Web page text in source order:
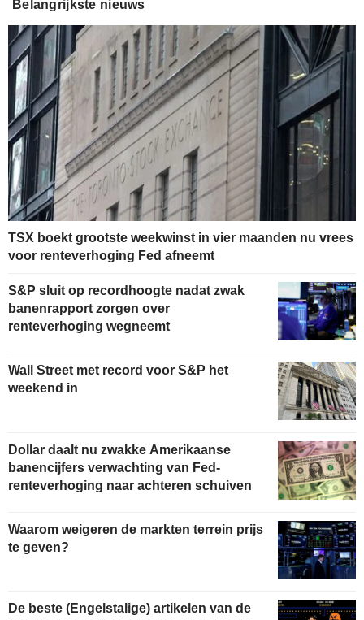
Belangrijkste nieuws
TSX boekt grootste weekwinst in vier maanden nu vrees
voor renteverhoging Fed afneemt
S&P sluit op recordhoogte nadat zwak
banenrapport zorgen over
renteverhoging wegneemt
Wall Street met record voor S&P het
weekend in
Dollar daalt nu zwakke Amerikaanse
banencijfers verwachting van Fed-
renteverhoging naar achteren schuiven
Waarom weigeren de markten terrein prijs
te geven?
De beste (Engelstalige) artikelen van de